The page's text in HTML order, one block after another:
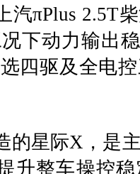
汽πPlus 2.5T
下动力输出
四驱及全电
的星际X ，是
升整车操控